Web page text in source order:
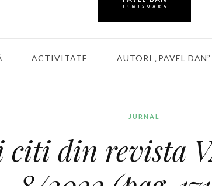
ACTIVITATE AUTORI „PAVEL DAN”
JURNAL
citi din revista